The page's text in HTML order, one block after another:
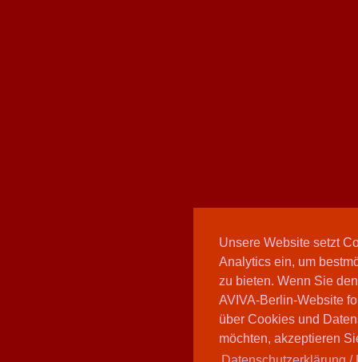
Unsere Website setzt
Analytics ein, um
zu bieten. Wenn Sie
AVIVA-Berlin-Website
über Cookies und
möchten, akzeptieren